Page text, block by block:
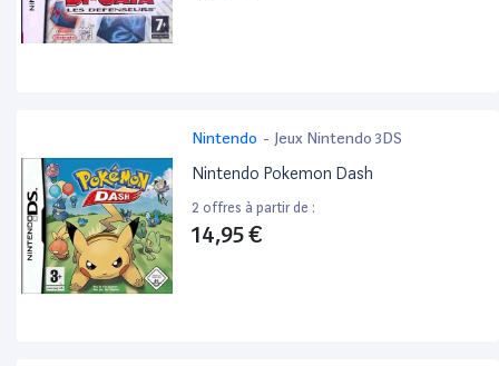
Nintendo - Jeux Nintendo 3DS
Nintendo Pokemon Dash
2 offres à partir de :
14,95 €